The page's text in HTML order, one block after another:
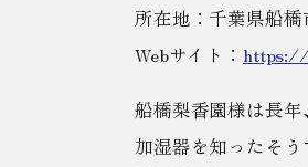
所在地：千葉県船
Webサイト： https://
船橋梨香園様は長
加湿器を知ったそ